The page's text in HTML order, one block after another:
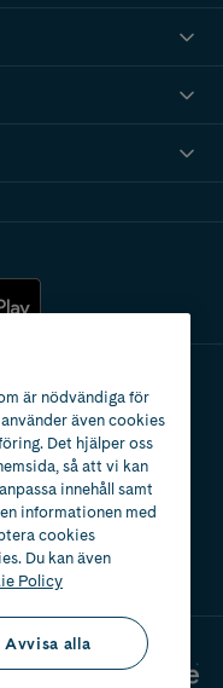
är nödvändiga för
även cookies
Det hjälper oss
så att vi kan
innehåll samt
informationen med
cookies
Du kan även
Policy
Avvisa alla